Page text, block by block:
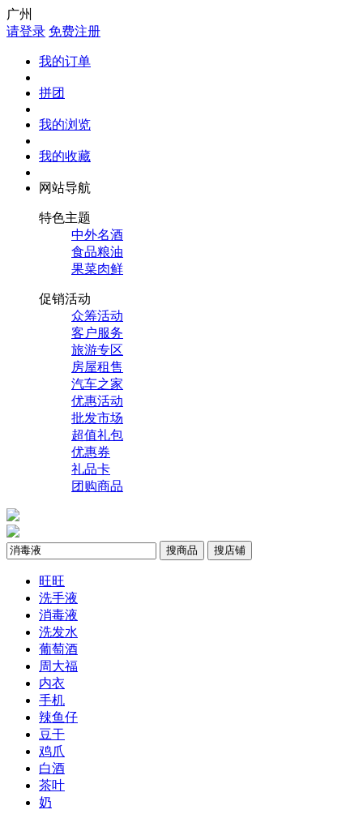
广州
请登录 免费注册
我的订单
拼团
我的浏览
我的收藏
网站导航
特色主题
中外名酒
食品粮油
果菜肉鲜
促销活动
众筹活动
客户服务
旅游专区
房屋租售
汽车之家
优惠活动
批发市场
超值礼包
优惠券
礼品卡
团购商品
搜商品 搜店铺
旺旺
洗手液
消毒液
洗发水
葡萄酒
周大福
内衣
手机
辣鱼仔
豆干
鸡爪
白酒
茶叶
奶